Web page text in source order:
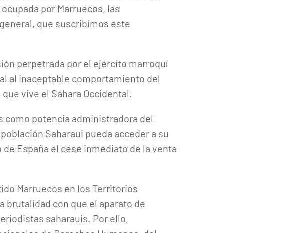
por Marruecos, las
que suscribimos este
perpetrada por el ejército marroquí
al inaceptable comportamiento del
vive el Sáhara Occidental.
como potencia administradora del
Saharaui pueda acceder a su
España el cese inmediato de la venta
Marruecos en los Territorios
brutalidad con que el aparato de
saharauis. Por ello,